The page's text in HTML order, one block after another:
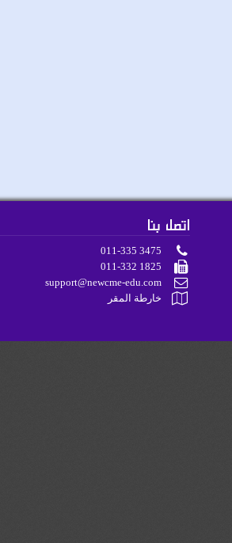
اتصل بنا
011-335 3475
011-332 1825
support@newcme-edu.com
خارطة المقر